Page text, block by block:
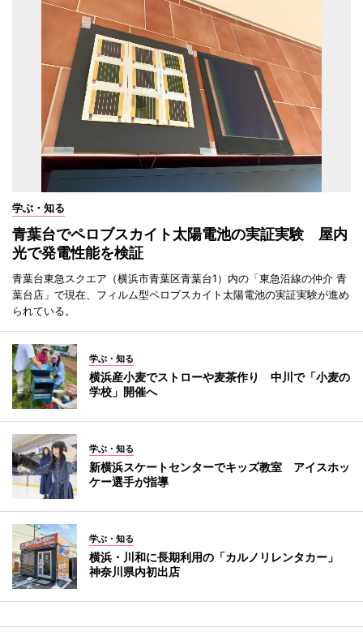
学ぶ・知る
青葉台でペロブスカイト太陽電池の実証実験 屋内
光で発電性能を検証
青葉台東急スクエア（横浜市青葉区青葉台1）内の「東急沿線の仲介 青
葉台店」で現在、フィルム型ペロブスカイト太陽電池の実証実験が進め
られている。
学ぶ・知る
横浜産小麦でストローや麦茶作り 中川で「小麦の
学校」開催へ
学ぶ・知る
新横浜スケートセンターでキッズ教室 アイスホッ
ケー選手が指導
学ぶ・知る
横浜・川和に長期利用の「カルノリレンタカー」
神奈川県内初出店